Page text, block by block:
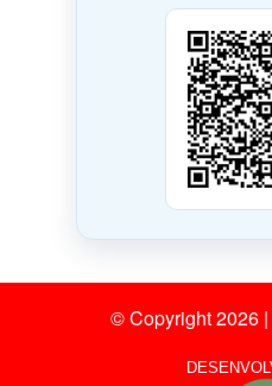
© Copyright 2026 |